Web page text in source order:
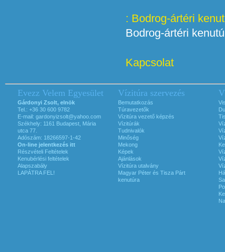
: Bodrog-ártéri
Bodrog-ártéri
Kapcsolat
Evezz Velem Egyesület
Gárdonyi Zsolt, elnök
Tel.: +36 30 600 9782
E-mail: gardonyizsolt@yahoo.com
Székhely: 1161 Budapest, Mária
utca 77.
Adószám: 18266597-1-42
On-line jelentkezés itt
Részvételi Feltételek
Kenubérlési feltételek
Alapszabály
LAPÁTRA FEL!
Vízitúra szervezés
Bemutatkozás
Túravezetők
Vízitúra vezető képzés
Vízitúrák
Tudnivalók
Minőség
Mekong
Képek
Ajánlások
Vízitúra utalvány
Magyar Péter és Tisza Párt
kenutúra